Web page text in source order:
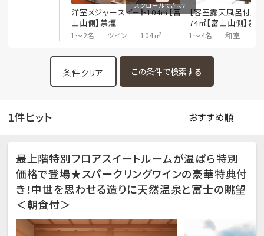
洋室メジャースイート104㎡【富
士山側】禁煙
1～2名 ツイン 104㎡
【客室露天風呂付】
74㎡【富士山側】禁煙
1～4名 和室
スクロールできます
条件クリア
1件ヒット
最上階特別フロアスイートルームが温ぱら特別
価格で登場★スパークリングワインの豪華特典付
き！中世を思わせる造りに天然温泉と富士の眺望
＜朝食付＞